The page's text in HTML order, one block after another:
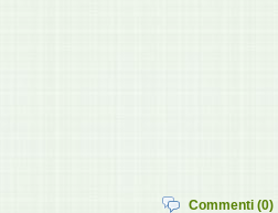
Commenti (0)